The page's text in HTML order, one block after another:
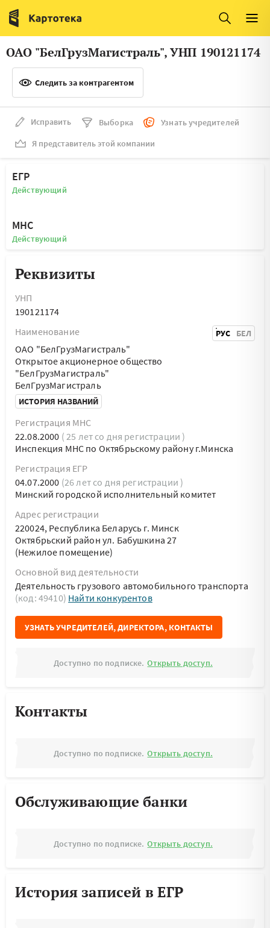
Италия
Люксембург
Литва
Нидерланды
ОАО "БелГрузМагистраль", УНП 190121174
Следить за контрагентом
Исправить Выборка
Узнать учредителей
Я представитель этой компании
ЕГР
Действующий
МНС
Действующий
Реквизиты
УНП
190121174
Наименование
РУС БЕЛ
ОАО "БелГрузМагистраль"
Открытое акционерное общество
"БелГрузМагистраль"
БелГрузМагистраль
ИСТОРИЯ НАЗВАНИЙ
Регистрация МНС
22.08.2000 ( 25 лет со дня регистрации )
Инспекция МНС по Октябрьскому району г.Минска
Регистрация ЕГР
04.07.2000 (26 лет со дня регистрации )
Минский городской исполнительный комитет
Адрес регистрации
220024, Республика Беларусь г. Минск
Октябрьский район ул. Бабушкина 27
(Нежилое помещение)
Основной вид деятельности
Деятельность грузового автомобильного транспорта
(код: 49410) Найти конкурентов
УЗНАТЬ УЧРЕДИТЕЛЕЙ, ДИРЕКТОРА, КОНТАКТЫ
Доступно по подписке. Открыть доступ.
Контакты
Доступно по подписке. Открыть доступ.
Обслуживающие банки
Доступно по подписке. Открыть доступ.
История записей в ЕГР